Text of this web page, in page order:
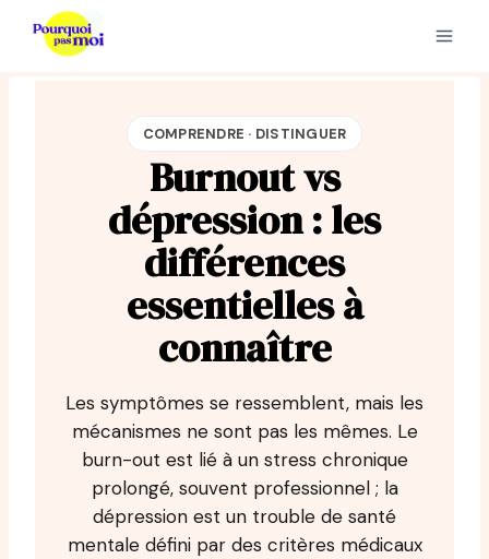
COMPRENDRE · DISTINGUER
Burnout vs
dépression : les
différences
essentielles à
connaître
Les symptômes se ressemblent, mais les
mécanismes ne sont pas les mêmes. Le
burn-out est lié à un stress chronique
prolongé, souvent professionnel ; la
dépression est un trouble de santé
mentale défini par des critères médicaux